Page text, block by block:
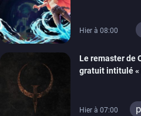
Hier à 08:00
Le remaster de
gratuit intitulé «
Hier à 07:00